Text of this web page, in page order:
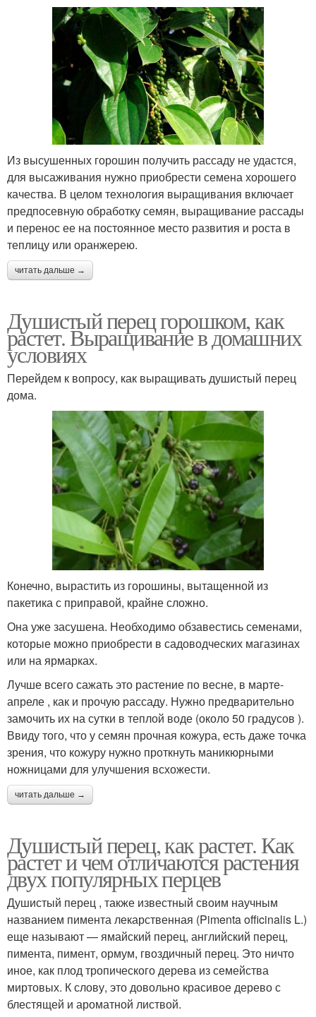
Из высушенных горошин получить рассаду не удастся,
для высаживания нужно приобрести семена хорошего
качества. В целом технология выращивания включает
предпосевную обработку семян, выращивание рассады
и перенос ее на постоянное место развития и роста в
теплицу или оранжерею.
читать дальше →
Душистый перец горошком, как
растет. Выращивание в домашних
условиях
Перейдем к вопросу, как выращивать душистый перец
дома.
Конечно, вырастить из горошины, вытащенной из
пакетика с приправой, крайне сложно.
Она уже засушена. Необходимо обзавестись семенами,
которые можно приобрести в садоводческих магазинах
или на ярмарках.
Лучше всего сажать это растение по весне, в марте-
апреле , как и прочую рассаду. Нужно предварительно
замочить их на сутки в теплой воде (около 50 градусов ).
Ввиду того, что у семян прочная кожура, есть даже точка
зрения, что кожуру нужно проткнуть маникюрными
ножницами для улучшения всхожести.
читать дальше →
Душистый перец, как растет. Как
растет и чем отличаются растения
двух популярных перцев
Душистый перец , также известный своим научным
названием пимента лекарственная (Pimenta officinalis L.)
еще называют — ямайский перец, английский перец,
пимента, пимент, ормум, гвоздичный перец. Это ничто
иное, как плод тропического дерева из семейства
миртовых. К слову, это довольно красивое дерево с
блестящей и ароматной листвой.